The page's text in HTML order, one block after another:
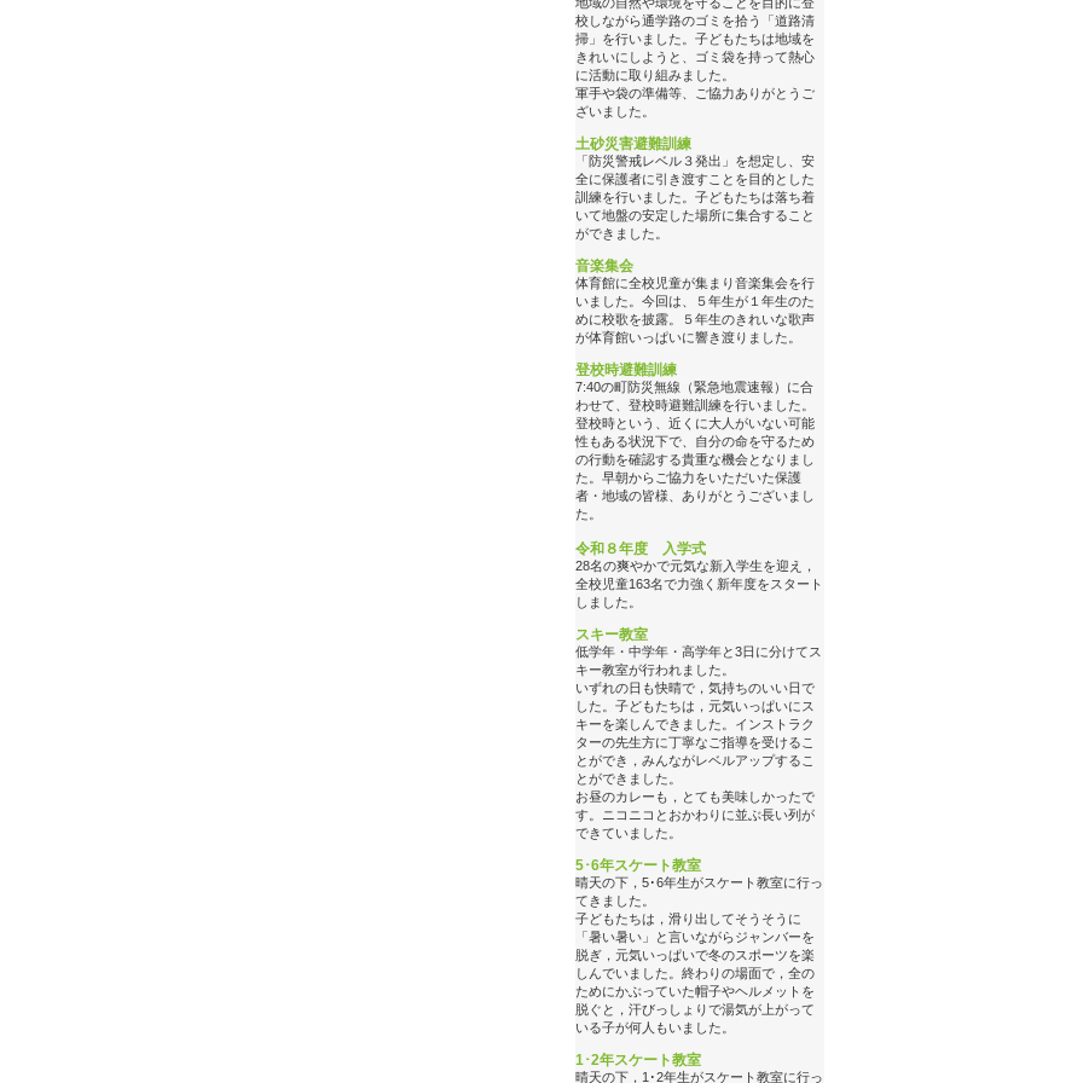
校しながら通学路のゴミを拾う「道路清
掃」を行いました。子どもたちは地域を
きれいにしようと、ゴミ袋を持って熱心
に活動に取り組みました。
軍手や袋の準備等、ご協力ありがとうご
ざいました。
土砂災害避難訓練
「防災警戒レベル３発出」を想定し、安
全に保護者に引き渡すことを目的とした
訓練を行いました。子どもたちは落ち着
いて地盤の安定した場所に集合すること
ができました。
音楽集会
体育館に全校児童が集まり音楽集会を行
いました。今回は、５年生が１年生のた
めに校歌を披露。５年生のきれいな歌声
が体育館いっぱいに響き渡りました。
登校時避難訓練
7:40の町防災無線（緊急地震速報）に合
わせて、登校時避難訓練を行いました。
登校時という、近くに大人がいない可能
性もある状況下で、自分の命を守るため
の行動を確認する貴重な機会となりまし
た。早朝からご協力をいただいた保護
者・地域の皆様、ありがとうございまし
た。
令和８年度 入学式
28名の爽やかで元気な新入学生を迎え，
全校児童163名で力強く新年度をスタート
しました。
スキー教室
低学年・中学年・高学年と3日に分けてス
キー教室が行われました。
いずれの日も快晴で，気持ちのいい日で
した。子どもたちは，元気いっぱいにス
キーを楽しんできました。インストラク
ターの先生方に丁寧なご指導を受けるこ
とができ，みんながレベルアップするこ
とができました。
お昼のカレーも，とても美味しかったで
す。ニコニコとおかわりに並ぶ長い列が
できていました。
5･6年スケート教室
晴天の下，5･6年生がスケート教室に行っ
てきました。
子どもたちは，滑り出してそうそうに
「暑い暑い」と言いながらジャンバーを
脱ぎ，元気いっぱいで冬のスポーツを楽
しんでいました。終わりの場面で，全の
ためにかぶっていた帽子やヘルメットを
脱ぐと，汗びっしょりで湯気が上がって
いる子が何人もいました。
1･2年スケート教室
晴天の下，1･2年生がスケート教室に行っ